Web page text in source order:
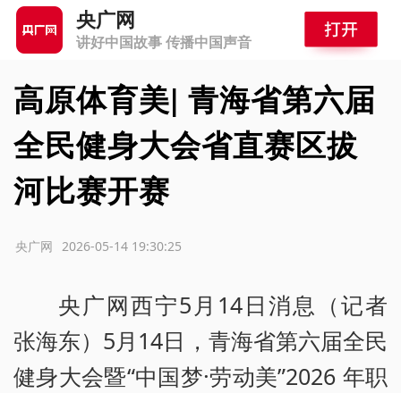
央广网
讲好中国故事 传播中国声音
高原体育美| 青海省第六届
全民健身大会省直赛区拔
河比赛开赛
2026-05-14 19:30:25
央广网
央广网西宁5月14日消息（记者
张海东）5月14日，青海省第六届全民
健身大会暨“中国梦·劳动美”2026 年职